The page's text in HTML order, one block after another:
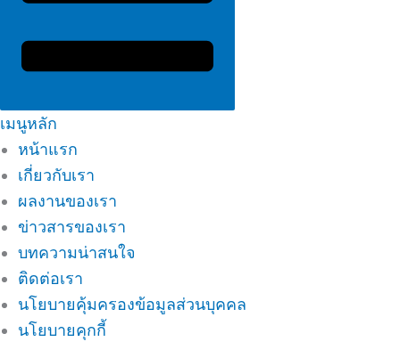
เมนูหลัก
หน้าแรก
เกี่ยวกับเรา
ผลงานของเรา
ข่าวสารของเรา
บทความน่าสนใจ
ติดต่อเรา
นโยบายคุ้มครองข้อมูลส่วนบุคคล
นโยบายคุกกี้